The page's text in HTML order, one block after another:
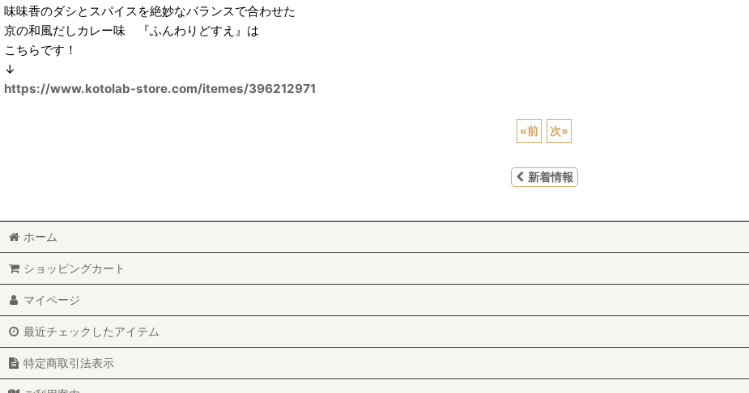
味味香のダシとスパイスを絶妙なバランスで合わせた
京の和風だしカレー味 『ふんわりどすえ』は
こちらです！
↓
https://www.kotolab-store.com/itemes/396212971
«前 次»
新着情報
ホーム
ショッピングカート
マイページ
最近チェックしたアイテム
特定商取引法表示